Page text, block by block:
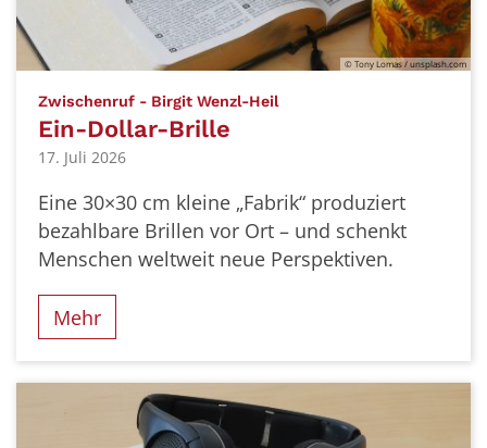
© Tony Lomas / unsplash.com
Zwischenruf - Birgit Wenzl-Heil
Ein-Dollar-Brille
17. Juli 2026
Eine 30×30 cm kleine „Fabrik“ produziert
bezahlbare Brillen vor Ort – und schenkt
Menschen weltweit neue Perspektiven.
Mehr